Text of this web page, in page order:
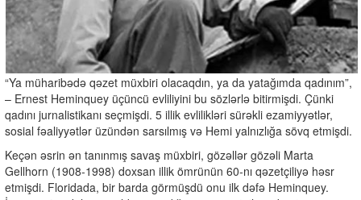
“Ya müharibədə qəzet müxbiri olacaqdın, ya da yatağımda qadınım”,
– Ernest Heminquey üçüncü evliliyini bu sözlərlə bitirmişdi. Çünki
qadını jurnalistikanı seçmişdi. 5 illik evlilikləri sürəkli ezamiyyətlər,
sosial fəaliyyətlər üzündən sarsılmış və Hemi yalnızlığa sövq etmişdi.
Keçən əsrin ən tanınmış savaş müxbiri, gözəllər gözəli Marta
Gellhorn (1908-1998) doxsan illik ömrünün 60-nı qəzetçiliyə həsr
etmişdi. Floridada, bir barda görmüşdü onu ilk dəfə Heminquey.